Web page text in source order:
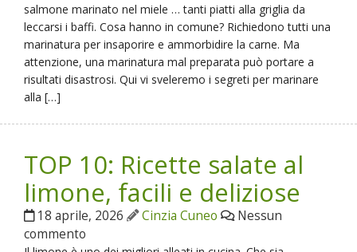
salmone marinato nel miele … tanti piatti alla griglia da
leccarsi i baffi. Cosa hanno in comune? Richiedono tutti una
marinatura per insaporire e ammorbidire la carne. Ma
attenzione, una marinatura mal preparata può portare a
risultati disastrosi. Qui vi sveleremo i segreti per marinare
alla […]
TOP 10: Ricette salate al
limone, facili e deliziose
18 aprile, 2026 Cinzia Cuneo
Nessun
commento